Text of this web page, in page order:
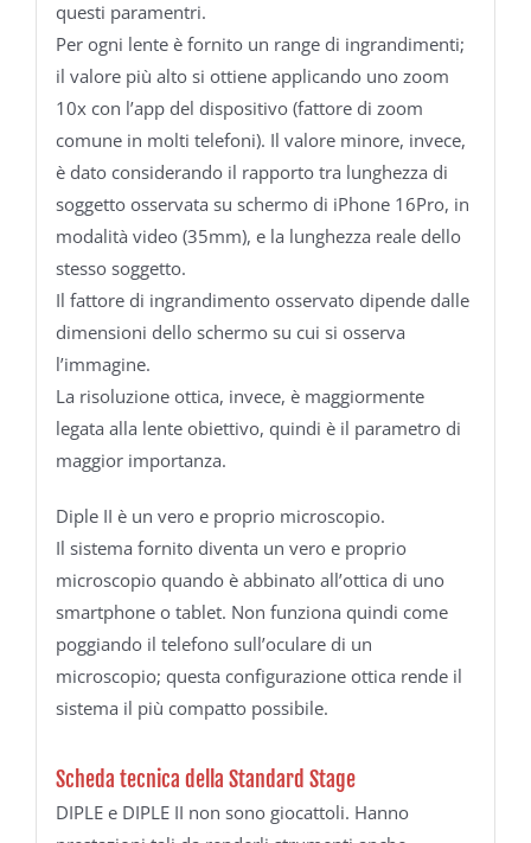
questi paramentri.
Per ogni lente è fornito un range di ingrandimenti;
il valore più alto si ottiene applicando uno zoom
10x con l’app del dispositivo (fattore di zoom
comune in molti telefoni). Il valore minore, invece,
è dato considerando il rapporto tra lunghezza di
soggetto osservata su schermo di iPhone 16Pro, in
modalità video (35mm), e la lunghezza reale dello
stesso soggetto.
Il fattore di ingrandimento osservato dipende dalle
dimensioni dello schermo su cui si osserva
l’immagine.
La risoluzione ottica, invece, è maggiormente
legata alla lente obiettivo, quindi è il parametro di
maggior importanza.
Diple II è un vero e proprio microscopio.
Il sistema fornito diventa un vero e proprio
microscopio quando è abbinato all’ottica di uno
smartphone o tablet. Non funziona quindi come
poggiando il telefono sull’oculare di un
microscopio; questa configurazione ottica rende il
sistema il più compatto possibile.
Scheda tecnica della Standard Stage
DIPLE e DIPLE II non sono giocattoli. Hanno